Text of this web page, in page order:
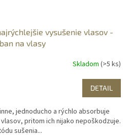
vysušenie vlasov -
na vlasy
Skladom (>5 ks)
DETAIL
jednoducho a rýchlo absorbuje
pritom ich nijako nepoškodzuje.
sušenia...